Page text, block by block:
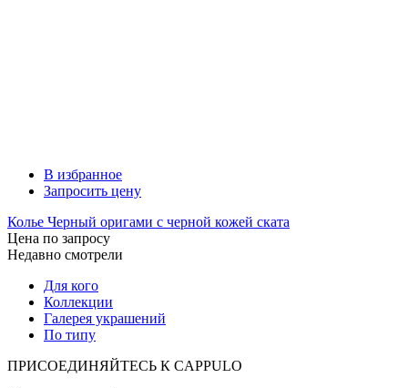
В избранное
Запросить цену
Колье Черный оригами с черной кожей ската
Цена по запросу
Недавно смотрели
Для кого
Коллекции
Галерея украшений
По типу
ПРИСОЕДИНЯЙТЕСЬ К CAPPULO